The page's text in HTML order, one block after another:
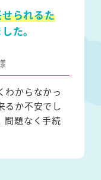
られるた
た。
わからなかっ
るか不安でし
問題なく手続